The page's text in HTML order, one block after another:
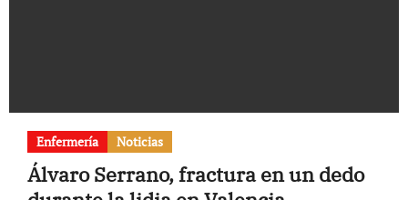
Enfermería Noticias
Álvaro Serrano, fractura en un dedo